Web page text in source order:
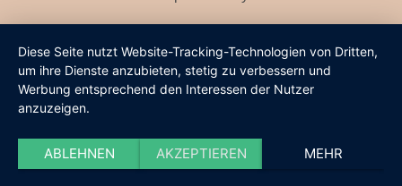
Diese Seite nutzt Website-Tracking-Technologien von Dritten,
um ihre Dienste anzubieten, stetig zu verbessern und
Werbung entsprechend den Interessen der Nutzer
anzuzeigen.
ABLEHNEN AKZEPTIEREN MEHR